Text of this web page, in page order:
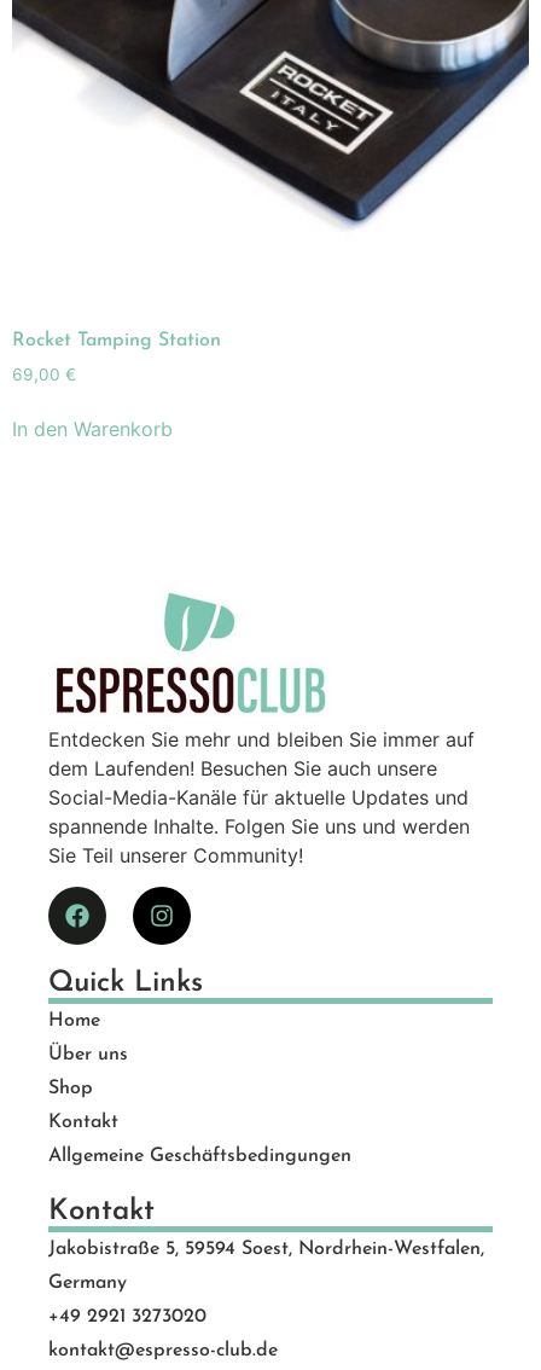
Rocket Tamping Station
69,00 €
In den Warenkorb
Entdecken Sie mehr und bleiben Sie immer auf
dem Laufenden! Besuchen Sie auch unsere
Social-Media-Kanäle für aktuelle Updates und
spannende Inhalte. Folgen Sie uns und werden
Sie Teil unserer Community!
Quick Links
Home
Über uns
Shop
Kontakt
Allgemeine Geschäftsbedingungen
Kontakt
Jakobistraße 5, 59594 Soest, Nordrhein-Westfalen,
Germany
+49 2921 3273020
kontakt@espresso-club.de